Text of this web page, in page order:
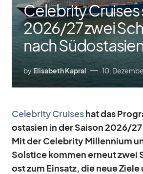
Celebrity
2026/​27 zwei
nach
byElisabeth Kapral 10.
Ce­le­brity Crui­seshat das
ost­asien in der Sai­son 2026/​
Mit der Ce­le­brity Mill­en­nium
Sol­stice kom­men er­neut zwei
ost zum Ein­satz, die neue